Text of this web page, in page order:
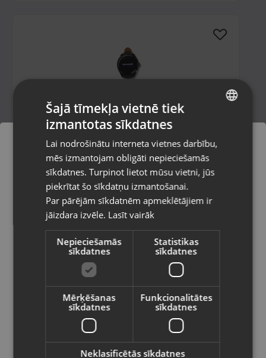
HUAWEI WATCH Buds sga-b19
Jūrmala, Nometņu iela 12-8
Stāvoklis Jauns (Garantija 24 mēneši)
225.00€
€ /mēn.
Huawei WATCH GT 3 (MIL-B19)
Pasūtījumi tiks piegādāti uz
izvēlēto valsti
Vietnes saturs būs attēlots izvēlētajā
valodā
Valsts
Latviešu / Latvian
RUSSIAN
Šajā tīmekļa vietnē tiek
izmantotas sīkdatnes
Lai nodrošinātu interneta vietnes darbību,
mēs izmantojam obligāti nepieciešamās
sīkdatnes. Turpinot lietot mūsu vietni, jūs
piekrītat šo sīkdatņu izmantošanai.
Par pārējām sīkdatnēm apmeklētājiem ir
jāizdara izvēle. Lasīt vairāk
Nepieciešamās
sīkdatnes
Statistikas
sīkdatnes
Mērķēšanas
sīkdatnes
Funkcionalitātes
sīkdatnes
Neklasificētās sīkdatnes